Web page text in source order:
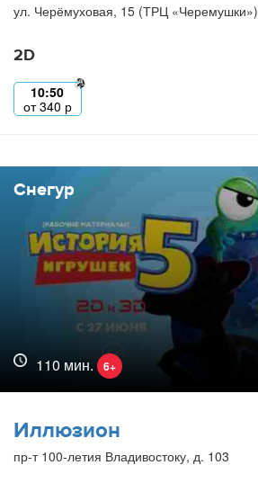
ул. Черёмуховая, 15 (ТРЦ «Черемушки»)
2D
10:50
от340 р
Снегур
110 мин. 6+
Иллюзион
пр-т 100-летия Владивостоку, д. 103